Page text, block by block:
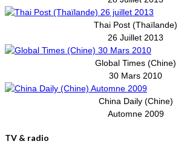
Thai Post (Thaïlande)
26 Juillet 2013
Global Times (Chine)
30 Mars 2010
China Daily (Chine)
Automne 2009
TV & radio